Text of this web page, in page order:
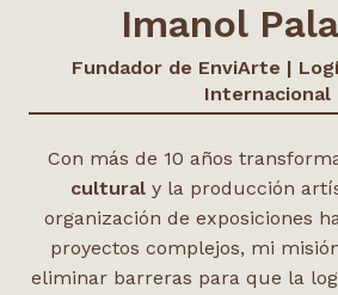
Imanol
Fundador de EnviArte |
Internacional
Con más de 10 años
culturaly la producción
organización de exposiciones
proyectos complejos, mi
eliminar barreras para que la